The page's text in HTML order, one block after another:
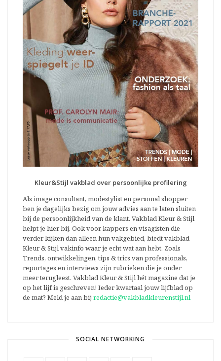
Kleur&Stijl vakblad over persoonlijke profilering
Als image consultant, modestylist en personal shopper
ben je dagelijks bezig om jouw advies aan te laten sluiten
bij de persoonlijkheid van de klant. Vakblad Kleur & Stijl
helpt je hier bij. Ook voor kappers en visagisten die
verder kijken dan alleen hun vakgebied, biedt vakblad
Kleur & Stijl vakinfo waar je echt wat aan hebt. Zoals
Trends, ontwikkelingen, tips & trics van professionals,
reportages en interviews zijn rubrieken die je onder
meer terugleest. Vakblad Kleur & Stijl hét magazine dat je
op het lijf is geschreven! Ieder kwartaal jouw lijfblad op
de mat? Meld je aan bij redactie@vakbladkleurenstijl.nl
SOCIAL NETWORKING